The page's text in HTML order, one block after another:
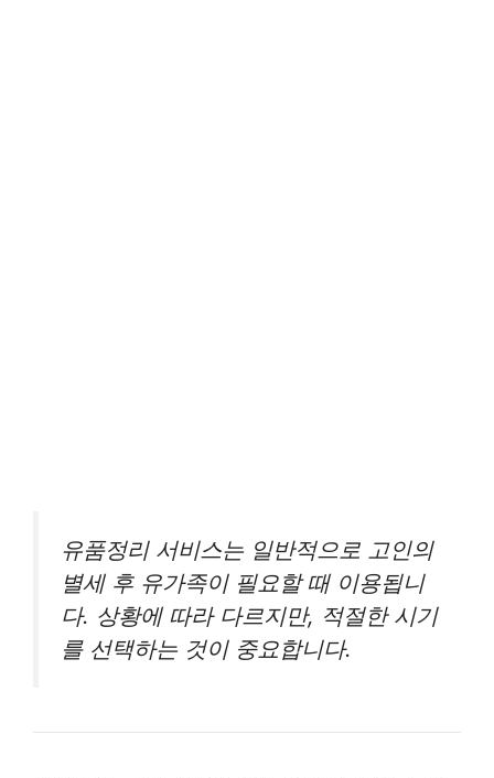
유품정리 서비스는 일반적으로 고인의
별세 후 유가족이 필요할 때 이용됩니
다. 상황에 따라 다르지만, 적절한 시기
를 선택하는 것이 중요합니다.